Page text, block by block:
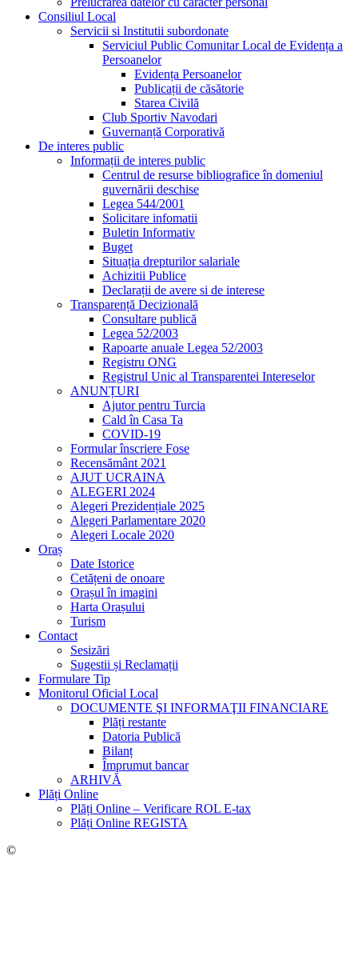
Consiliul Local
Servicii si Institutii subordonate
Serviciul Public Comunitar Local de Evidența a
Persoanelor
Evidența Persoanelor
Publicații de căsătorie
Starea Civilă
Club Sportiv Navodari
Guvernanță Corporativă
De interes public
Informații de interes public
Centrul de resurse bibliografice în domeniul
guvernării deschise
Legea 544/2001
Solicitare infomatii
Buletin Informativ
Buget
Situația drepturilor salariale
Achizitii Publice
Declarații de avere si de interese
Transparență Decizională
Consultare publică
Legea 52/2003
Rapoarte anuale Legea 52/2003
Registru ONG
Registrul Unic al Transparentei Intereselor
ANUNȚURI
Ajutor pentru Turcia
Cald în Casa Ta
COVID-19
Formular înscriere Fose
Recensământ 2021
AJUT UCRAINA
ALEGERI 2024
Alegeri Prezidențiale 2025
Alegeri Parlamentare 2020
Alegeri Locale 2020
Oraș
Date Istorice
Cetățeni de onoare
Orașul în imagini
Harta Orașului
Turism
Contact
Sesizări
Sugestii și Reclamații
Formulare Tip
Monitorul Oficial Local
DOCUMENTE ŞI INFORMAŢII FINANCIARE
Plăți restante
Datoria Publică
Bilanț
Împrumut bancar
ARHIVĂ
Plăți Online
Plăți Online – Verificare ROL E-tax
Plăți Online REGISTA
©